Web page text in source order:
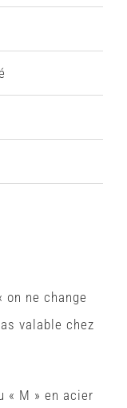
on ne change
valable chez
« M » en acier